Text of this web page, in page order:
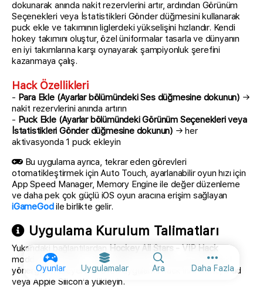
Oyunlar Uygulamalar Ara Daha Fazla
Diğer
dokunarak anında nakit rezervlerini artır, ardından Görünüm
Seçenekleri veya İstatistikleri Gönder düğmesini kullanarak
puck ekle ve takımının liglerdeki yükselişini hızlandır. Kendi
hokey takımını oluştur, özel üniformalar tasarla ve dünyanın
en iyi takımlarına karşı oynayarak şampiyonluk şerefini
kazanmaya çalış.
Hack Özellikleri
- Para Ekle (Ayarlar bölümündeki Ses düğmesine dokunun) →
nakit rezervlerini anında artırın
- Puck Ekle (Ayarlar bölümündeki Görünüm Seçenekleri veya
İstatistikleri Gönder düğmesine dokunun) → her
aktivasyonda 1 puck ekleyin
Bu uygulama ayrıca, tekrar eden görevleri
otomatikleştirmek için Auto Touch, ayarlanabilir oyun hızı için
App Speed Manager, Memory Engine ile değer düzenleme
ve daha pek çok güçlü iOS oyun aracına erişim sağlayan
iGameGodile birlikte gelir.
Uygulama Kurulum Talimatları
Yukarıdaki bağlantılardanHockey All Stars - VIP Hack
modded IPA indirin. Yükle düğmesine dokunup ekrandaki
yönergeleri izleyerek bu iOS uygulama hack'ini iPhone, iPad
veya Apple Silicon'a yükleyin.